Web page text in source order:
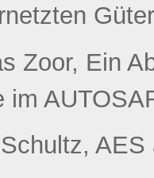
Zoor, Ein
im